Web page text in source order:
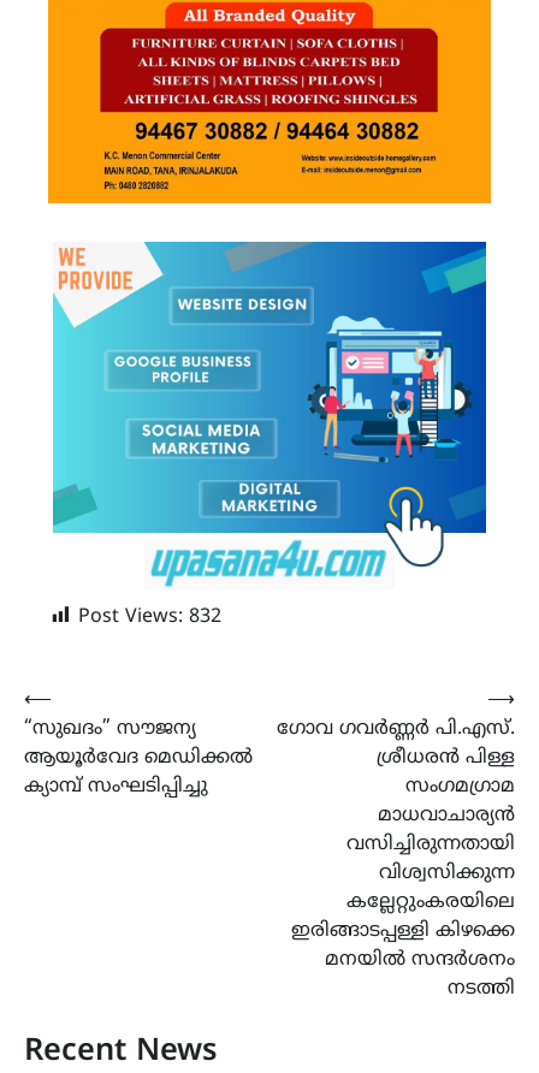
Post Views: 832
Post
navigation
⟵
“സുഖദം” സൗജന്യ
ആയൂർവേദ മെഡിക്കൽ
ക്യാമ്പ് സംഘടിപ്പിച്ചു
ഗോവ ഗവർണ്ണർ പി.എസ്.
ശ്രീധരൻ പിള്ള
സംഗമഗ്രാമ
മാധവാചാര്യൻ
വസിച്ചിരുന്നതായി
വിശ്വസിക്കുന്ന
കല്ലേറ്റുംകരയിലെ
ഇരിങ്ങാടപ്പള്ളി കിഴക്കെ
മനയിൽ സന്ദർശനം
നടത്തി
⟶
Recent News